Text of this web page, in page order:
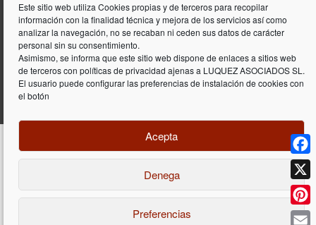
Este sitio web utiliza Cookies propias y de terceros para recopilar
información con la finalidad técnica y mejora de los servicios así como
analizar la navegación, no se recaban ni ceden sus datos de carácter
personal sin su consentimiento.
Asimismo, se informa que este sitio web dispone de enlaces a sitios web
de terceros con políticas de privacidad ajenas a LUQUEZ ASOCIADOS SL.
El usuario puede configurar las preferencias de instalación de cookies con
el botón
Acepta
Denega
Preferencias
Diseño y programación web porDieres.com
| Lúquez Associats SL | ©
X